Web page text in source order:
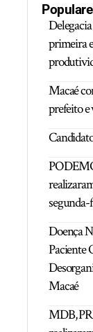
primeira
Macaé
prefeito e
Doença
Paciente
Macaé
MDB,